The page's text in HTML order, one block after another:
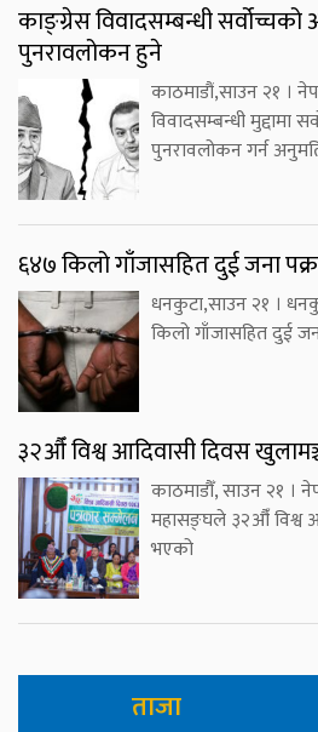
काङ्ग्रेस विवादसम्बन्धी
पुनरावलोकन हुने
काठमाडौं,साउन २१ ।
विवादसम्बन्धी
पुनरावलोकन गर्न
६४७ किलो गाँजासहित दुई जना
धनकुटा,साउन २१ ।
किलो गाँजासहित दुई
३२औँ विश्व आदिवासी दिवस
काठमाडौँ, साउन २१ ।
महासङ्घले ३२औँ विश्व
भएको
ताजा